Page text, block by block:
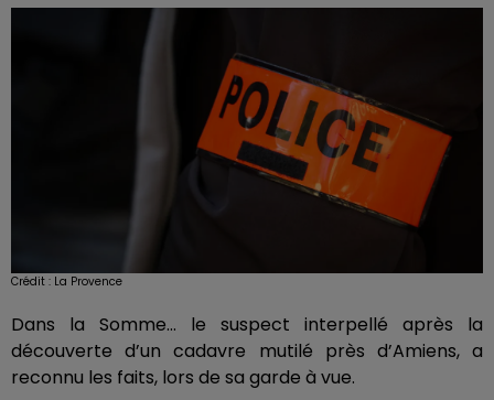
Crédit : La Provence
Dans la Somme... le suspect interpellé après la
découverte d’un cadavre mutilé près d’Amiens, a
reconnu les faits, lors de sa garde à vue.